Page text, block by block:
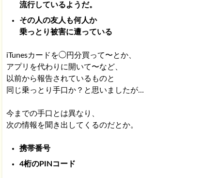
LINE ID・アカウントの乗っ取り！防止対策と対処
まとめ！
流行しているようだ。
その人の友人も何人か
乗っとり被害に遭っている
iTunesカードを◯円分買って〜とか、
アプリを代わりに開いて〜など、
以前から報告されているものと
同じ乗っとり手口か？と思いましたが…
今までの手口とは異なり、
次の情報を聞き出してくるのだとか。
携帯番号
4桁のPINコード